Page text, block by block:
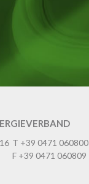
T +39 0471 060800
F +39 0471 060809